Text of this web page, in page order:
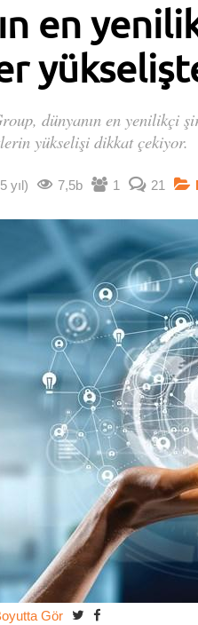
en
dünyanın en yenilikçi
yükselişi dikkat çekiyor.
yıl) 7,5b 1 21
Gör